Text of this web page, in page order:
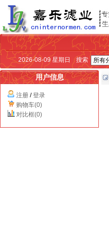
2026-08-09 星期日 搜索
用户信息
注册 /登录
购物车(0)
对比框(0)